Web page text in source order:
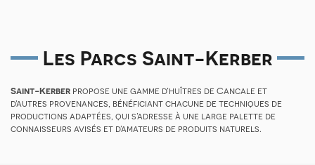
Les Parcs Saint-Kerber
Saint-Kerber propose une gamme d’huîtres de Cancale et
d’autres provenances, bénéficiant chacune de techniques de
productions adaptées, qui s’adresse à une large palette de
connaisseurs avisés et d’amateurs de produits naturels.